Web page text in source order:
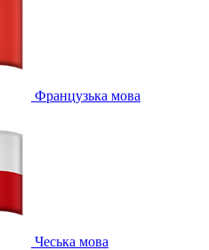
Французька мова
Чеська мова